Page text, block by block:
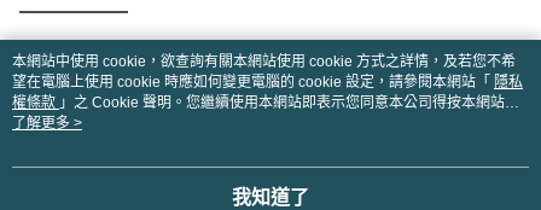
熱門標籤
本網站中使用 cookie，欲查詢有關本網站使用 cookie 方式之詳情，及若您不希
望在電腦上使用 cookie 時應如何變更電腦的 cookie 設定，請參閱本網站「 隱私
權條款 」之 Cookie 聲明。您繼續使用本網站即表示您同意本公司得按本網站使
用條款之 Cookie 聲明使用 cookie。
了解更多 >
我知道了